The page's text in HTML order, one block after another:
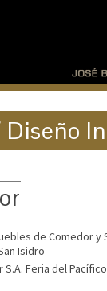
de Comedor y
Isidro
S.A. Feria del